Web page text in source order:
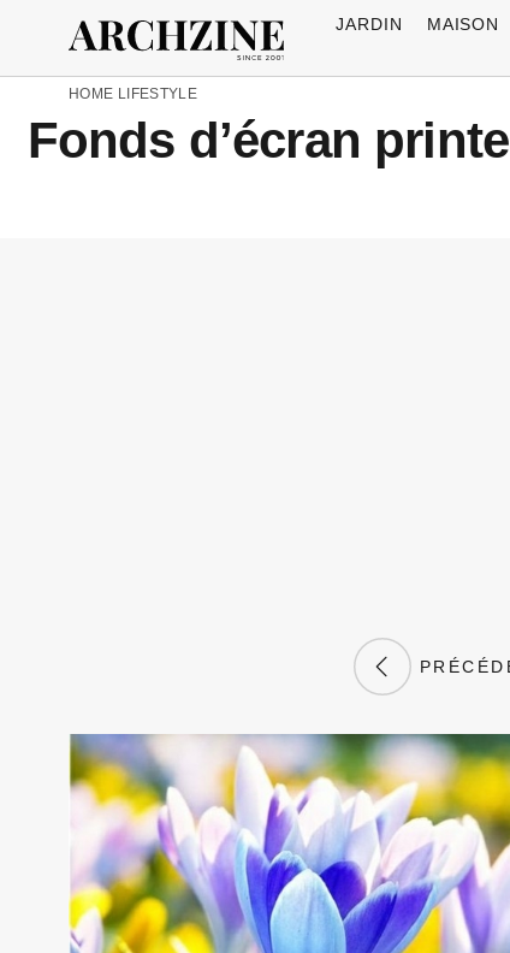
JARDIN MAISON
HOME LIFESTYLE
Fonds d’écran